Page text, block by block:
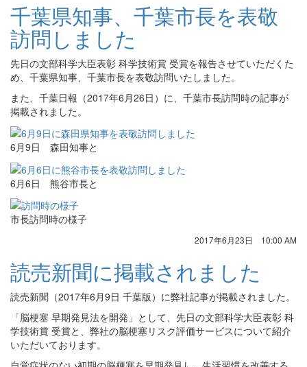
千葉県知事、千葉市長を表敬
訪問しました
先日の文部科学大臣表彰 科学技術賞 受賞を報告させていただくた
め、千葉県知事、千葉市長を表敬訪問いたしました。
また、千葉日報（2017年6月26日）に、千葉市長訪問時の記事が
掲載されました。
6月9日 森田知事と
6月6日 熊谷市長と
市長訪問時の様子
2017年6月23日 10:00 AM
読売新聞に掲載されました
読売新聞（2017年6月9日 千葉版）に弊社記事が掲載されました。
「脳梗塞 早期発見法を開発」として、先日の文部科学大臣表彰 科
学技術賞 受賞と、弊社の脳梗塞リスク評価サービスについて紹介
いただいております。